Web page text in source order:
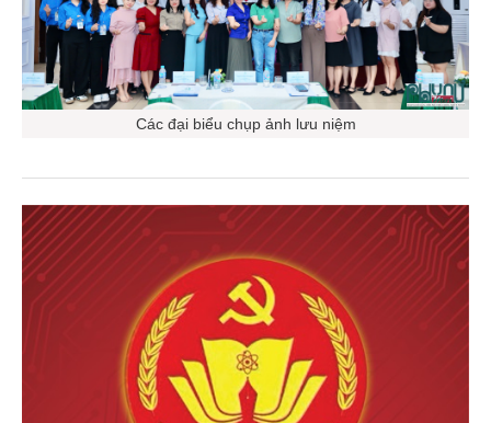
Các đại biểu chụp ảnh lưu niệm